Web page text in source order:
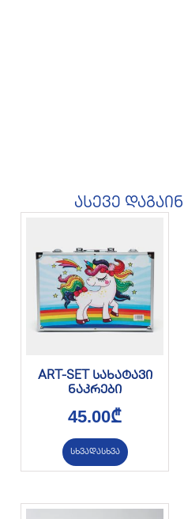
ასევე
ART-SET სახატავი
ნაკრები
45.00₾
სხვადასხვა